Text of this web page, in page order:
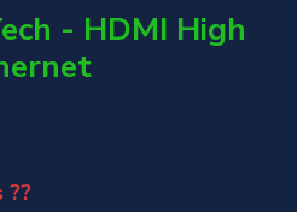
- HDMI High
??